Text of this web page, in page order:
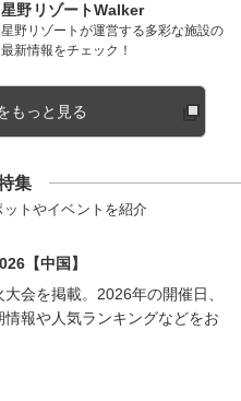
星野リゾートWalker
星野リゾートが運営する多彩な施設の
最新情報をチェック！
もっと見る
集
トやイベントを紹介
【中国】
会を掲載。2026年の開催日、
情報や人気ランキングなどをお